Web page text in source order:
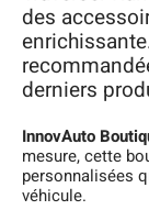
des
derniers
InnovAuto
mesure, cette
personnalisées
véhicule.